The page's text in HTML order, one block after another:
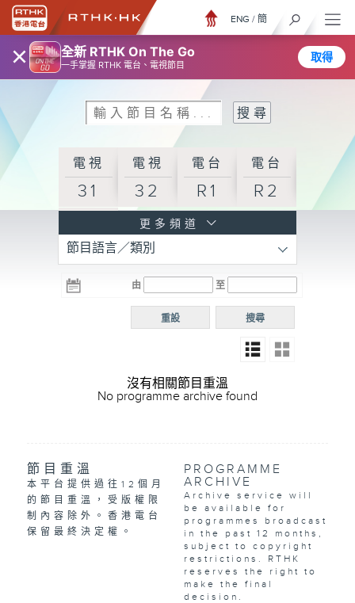
× 全新 RTHK On The Go
一手掌握 RTHK 電台、電視節目
取得
ENG / 簡
電視
31
電視
32
電台
R1
電台
R2
R3
電台 電台
R5
電台
普通
更多頻道
節目語言／類別
由 至
搜尋
重設
沒有相關節目重溫
No programme archive found
節目重溫
本平台提供過往12個月
的節目重溫，受版權限
制內容除外。香港電台
保留最終決定權。
PROGRAMME
ARCHIVE
Archive service will
be available for
programmes broadcast
in the past 12 months,
subject to copyright
restrictions. RTHK
reserves the right to
make the final
decision.